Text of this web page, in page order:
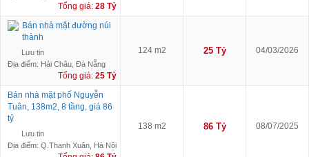
Tổng giá: 28 Tỷ
Bán nhà mặt đường núi
thành
Lưu tin
Địa điểm: Hải Châu, Đà Nẵng
Tổng giá: 25 Tỷ
124 m2 25 Tỷ 04/03/2026
Bán nhà mặt phố Nguyễn
Tuân, 138m2, 8 tầng, giá 86
tỷ
Lưu tin
Địa điểm: Q.Thanh Xuân, Hà Nội
138 m2 86 Tỷ 08/07/2025